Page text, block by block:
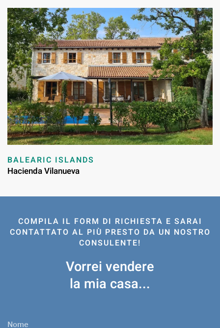
BALEARIC ISLANDS
Hacienda Vilanueva
COMPILA IL FORM DI RICHIESTA E SARAI
CONTATTATO AL PIÙ PRESTO DA UN NOSTRO
CONSULENTE!
Vorrei vendere
la mia casa...
Nome